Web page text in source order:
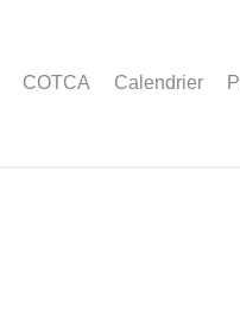
COTCA Calendrier